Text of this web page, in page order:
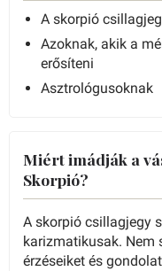
A skorpió
Azoknak, akik a
erősíteni
Asztrológusoknak
Miért imádják a
Skorpió?
A skorpió csillagjegy
karizmatikusak. Nem
érzéseiket és